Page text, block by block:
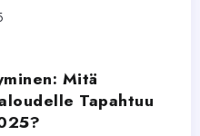
Mitä
Tapahtuu